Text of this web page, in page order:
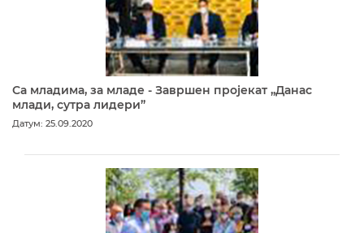
Са младима, за младе - Завршен пројекат „Данас
млади, сутра лидери”
Датум: 25.09.2020